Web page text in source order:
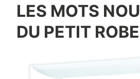
LES MOTS
DU PETIT